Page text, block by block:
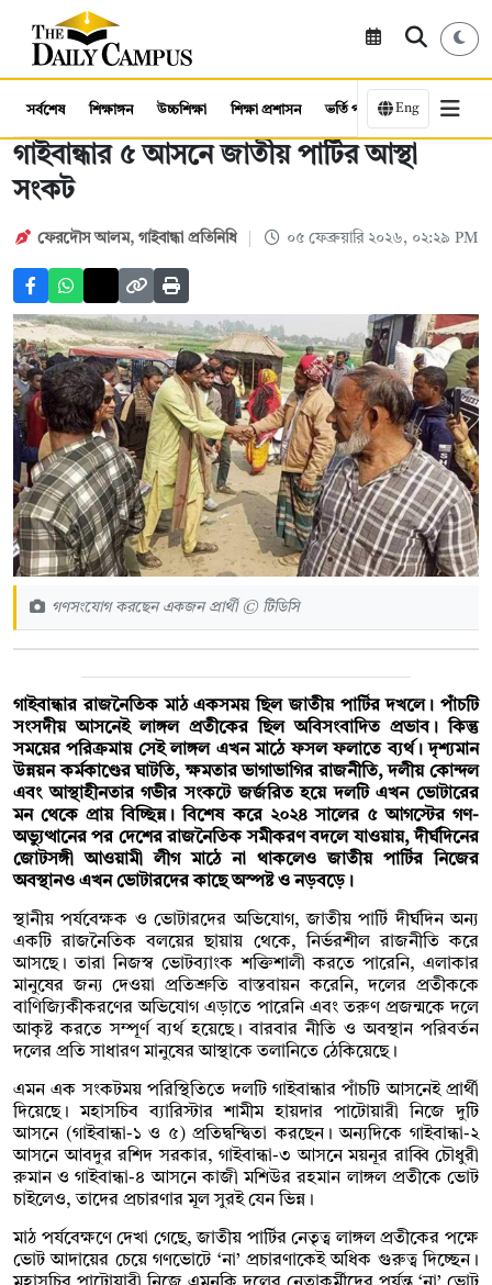
সর্বশেষ শিক্ষাঙ্গন উচ্চশিক্ষা শিক্ষা প্রশাসন ভর্তি পরীক্ষা কর্মসংস্থান
Eng
গাইবান্ধার ৫ আসনে জাতীয় পার্টির আস্থা
সংকট
ফেরদৌস আলম, গাইবান্ধা প্রতিনিধি ০৫ ফেব্রুয়ারি ২০২৬, ০২:২৯ PM
গণসংযোগ করছেন একজন প্রার্থী © টিডিসি
গাইবান্ধার রাজনৈতিক মাঠ একসময় ছিল জাতীয় পার্টির দখলে। পাঁচটি
সংসদীয় আসনেই লাঙ্গল প্রতীকের ছিল অবিসংবাদিত প্রভাব। কিন্তু
সময়ের পরিক্রমায় সেই লাঙ্গল এখন মাঠে ফসল ফলাতে ব্যর্থ। দৃশ্যমান
উন্নয়ন কর্মকাণ্ডের ঘাটতি, ক্ষমতার ভাগাভাগির রাজনীতি, দলীয় কোন্দল
এবং আস্থাহীনতার গভীর সংকটে জর্জরিত হয়ে দলটি এখন ভোটারের
মন থেকে প্রায় বিচ্ছিন্ন। বিশেষ করে ২০২৪ সালের ৫ আগস্টের গণ-
অভ্যুত্থানের পর দেশের রাজনৈতিক সমীকরণ বদলে যাওয়ায়, দীর্ঘদিনের
জোটসঙ্গী আওয়ামী লীগ মাঠে না থাকলেও জাতীয় পার্টির নিজের
অবস্থানও এখন ভোটারদের কাছে অস্পষ্ট ও নড়বড়ে।
স্থানীয় পর্যবেক্ষক ও ভোটারদের অভিযোগ, জাতীয় পার্টি দীর্ঘদিন অন্য
একটি রাজনৈতিক বলয়ের ছায়ায় থেকে, নির্ভরশীল রাজনীতি করে
আসছে। তারা নিজস্ব ভোটব্যাংক শক্তিশালী করতে পারেনি, এলাকার
মানুষের জন্য দেওয়া প্রতিশ্রুতি বাস্তবায়ন করেনি, দলের প্রতীককে
বাণিজ্যিকীকরণের অভিযোগ এড়াতে পারেনি এবং তরুণ প্রজন্মকে দলে
আকৃষ্ট করতে সম্পূর্ণ ব্যর্থ হয়েছে। বারবার নীতি ও অবস্থান পরিবর্তন
দলের প্রতি সাধারণ মানুষের আস্থাকে তলানিতে ঠেকিয়েছে।
এমন এক সংকটময় পরিস্থিতিতে দলটি গাইবান্ধার পাঁচটি আসনেই প্রার্থী
দিয়েছে। মহাসচিব ব্যারিস্টার শামীম হায়দার পাটোয়ারী নিজে দুটি
আসনে (গাইবান্ধা-১ ও ৫) প্রতিদ্বন্দ্বিতা করছেন। অন্যদিকে গাইবান্ধা-২
আসনে আবদুর রশিদ সরকার, গাইবান্ধা-৩ আসনে ময়নূর রাব্বি চৌধুরী
রুমান ও গাইবান্ধা-৪ আসনে কাজী মশিউর রহমান লাঙ্গল প্রতীকে ভোট
চাইলেও, তাদের প্রচারণার মূল সুরই যেন ভিন্ন।
মাঠ পর্যবেক্ষণে দেখা গেছে, জাতীয় পার্টির নেতৃত্ব লাঙ্গল প্রতীকের পক্ষে
ভোট আদায়ের চেয়ে গণভোটে ‘না’ প্রচারণাকেই অধিক গুরুত্ব দিচ্ছেন।